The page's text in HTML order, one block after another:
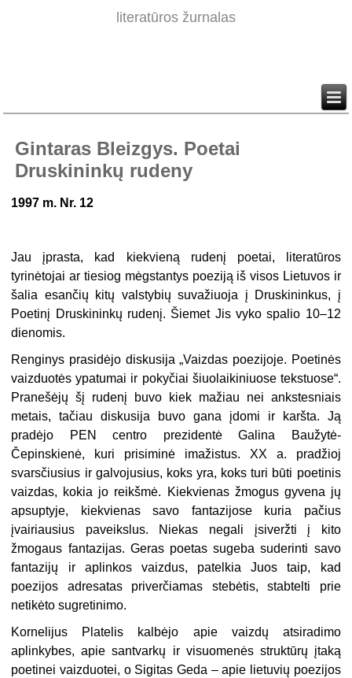
literatūros žurnalas
Gintaras Bleizgys. Poetai
Druskininkų rudeny
1997 m. Nr. 12
Jau įprasta, kad kiekvieną rudenį poetai, literatūros
tyrinėtojai ar tiesiog mėgstantys poeziją iš visos Lietuvos ir
šalia esančių kitų valstybių suvažiuoja į Druskininkus, į
Poetinį Druskininkų rudenį. Šiemet Jis vyko spalio 10–12
dienomis.
Renginys prasidėjo diskusija „Vaizdas poezijoje. Poetinės
vaizduotės ypatumai ir pokyčiai šiuolaikiniuose tekstuose“.
Pranešėjų šį rudenį buvo kiek mažiau nei ankstesniais
metais, tačiau diskusija buvo gana įdomi ir karšta. Ją
pradėjo PEN centro prezidentė Galina Baužytė-
Čepinskienė, kuri prisiminė imažistus. XX a. pradžioj
svarsčiusius ir galvojusius, koks yra, koks turi būti poetinis
vaizdas, kokia jo reikšmė. Kiekvienas žmogus gyvena jų
apsuptyje, kiekvienas savo fantazijose kuria pačius
įvairiausius paveikslus. Niekas negali įsiveržti į kito
žmogaus fan­tazijas. Geras poetas sugeba suderinti savo
fantazijų ir aplinkos vaizdus, patelkia Juos taip, kad
poezijos adresatas priverčiamas stebėtis, stabtelti prie
netikėto sugretinimo.
Kornelijus Platelis kalbėjo apie vaizdų atsiradimo
aplinkybes, apie santvarkų ir visuomenės struktūrų įtaką
poetinei vaiz­duotei, o Sigitas Geda – apie lietuvių poezijos